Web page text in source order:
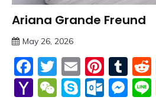
Trends
Ariana Grande Freund
May 26, 2026
Facebook
Twitter
Email
Yahoo
WeChat
Skype